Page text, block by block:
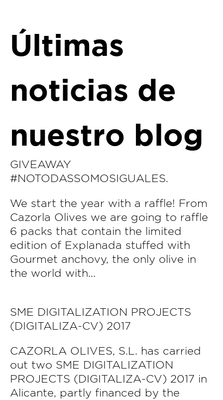
Últimas
noticias de
nuestro blog
GIVEAWAY
#NOTODASSOMOSIGUALES.
We start the year with a raffle! From
Cazorla Olives we are going to raffle
6 packs that contain the limited
edition of Explanada stuffed with
Gourmet anchovy, the only olive in
the world with...
SME DIGITALIZATION PROJECTS
(DIGITALIZA-CV) 2017
CAZORLA OLIVES, S.L. has carried
out two SME DIGITALIZATION
PROJECTS (DIGITALIZA-CV) 2017 in
Alicante, partly financed by the